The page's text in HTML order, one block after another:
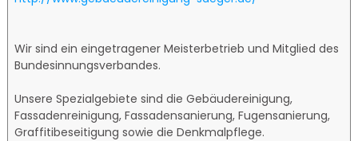
Wir sind ein eingetragener Meisterbetrieb und Mitglied des
Bundesinnungsverbandes.
Unsere Spezialgebiete sind die Gebäudereinigung,
Fassadenreinigung, Fassadensanierung, Fugensanierung,
Graffitibeseitigung sowie die Denkmalpflege.